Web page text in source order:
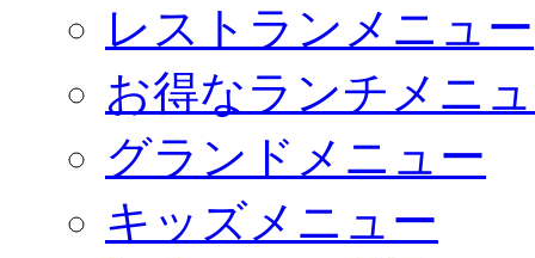
レストランメニュー
お得なランチメニ
グランドメニュー
キッズメニュー